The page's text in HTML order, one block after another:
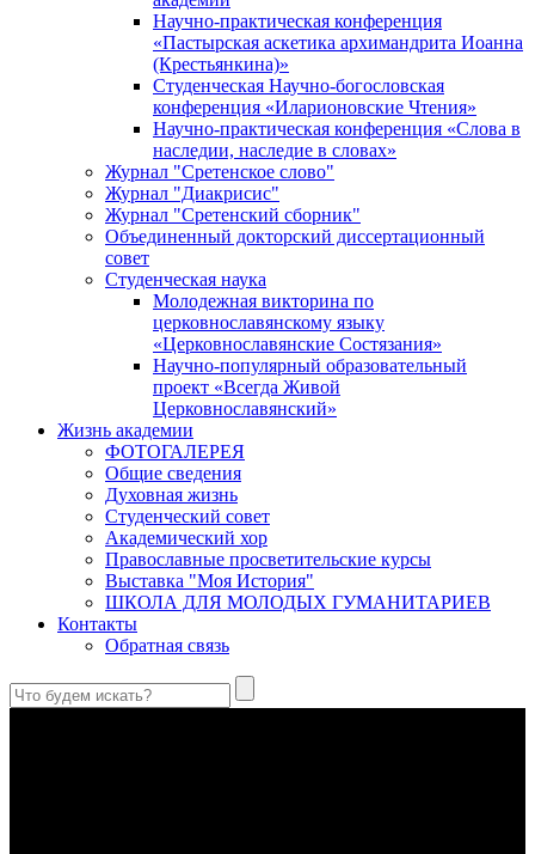
Научно-практическая конференция
«Пастырская аскетика архимандрита Иоанна
(Крестьянкина)»
Студенческая Научно-богословская
конференция «Иларионовские Чтения»
Научно-практическая конференция «Cлова в
наследии, наследие в словах»
Журнал "Сретенское слово"
Журнал "Диакрисис"
Журнал "Сретенский сборник"
Объединенный докторский диссертационный
совет
Студенческая наука
Молодежная викторина по
церковнославянскому языку
«Церковнославянские Состязания»
Научно-популярный образовательный
проект «Всегда Живой
Церковнославянский»
Жизнь академии
ФОТОГАЛЕРЕЯ
Общие сведения
Духовная жизнь
Студенческий совет
Академический хор
Православные просветительские курсы
Выставка "Моя История"
ШКОЛА ДЛЯ МОЛОДЫХ ГУМАНИТАРИЕВ
Контакты
Обратная связь